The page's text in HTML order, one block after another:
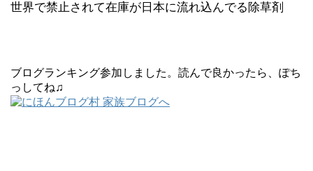
世界で禁止されて在庫が日本に流れ込んでる除草剤
ブログランキング参加しました。読んで良かったら、ぽち
っしてね♫